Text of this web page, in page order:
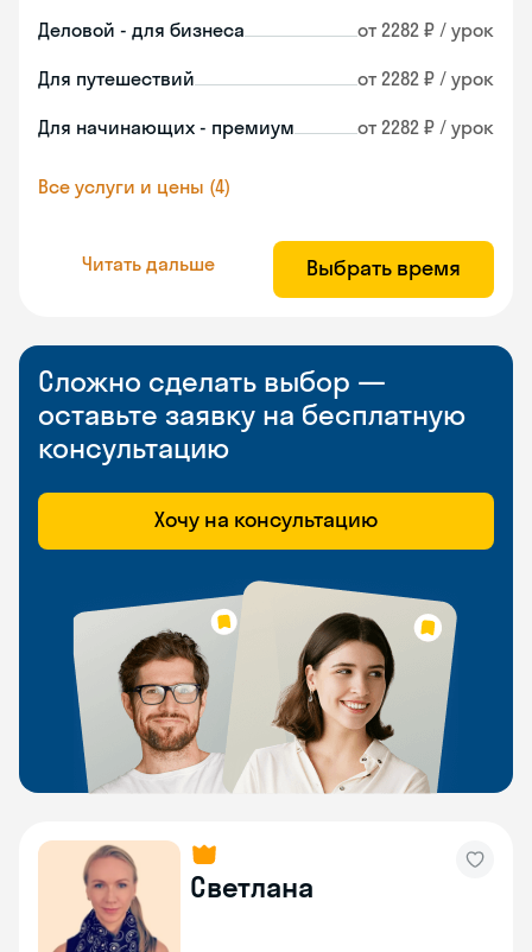
Деловой - для бизнеса от 2282 ₽ / урок
Для путешествий от 2282 ₽ / урок
Для начинающих - премиум от 2282 ₽ / урок
Все услуги и цены (4)
Читать дальше Выбрать время
Сложно сделать выбор —
оставьте заявку на бесплатную
консультацию
Хочу на консультацию
Светлана